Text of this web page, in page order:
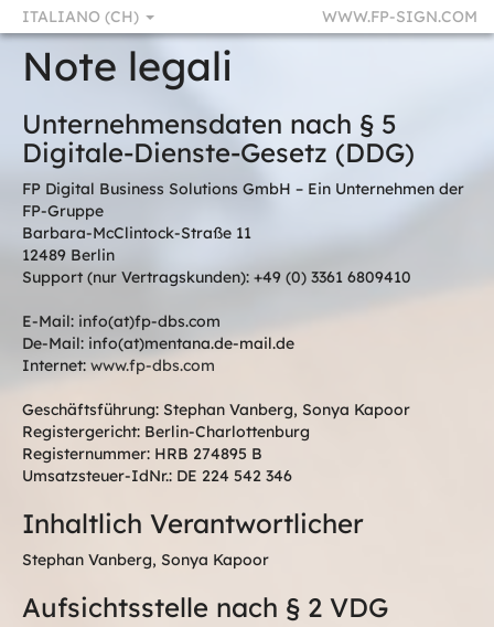
ITALIANO (CH) WWW.FP-SIGN.COM
Note legali
Unternehmensdaten nach § 5
Digitale-Dienste-Gesetz (DDG)
FP Digital Business Solutions GmbH – Ein Unternehmen der
FP-Gruppe
Barbara-McClintock-Straße 11
12489 Berlin
Support (nur Vertragskunden): +49 (0) 3361 6809410
E-Mail: info(at)fp-dbs.com
De-Mail: info(at)mentana.de-mail.de
Internet: www.fp-dbs.com
Geschäftsführung: Stephan Vanberg, Sonya Kapoor
Registergericht: Berlin-Charlottenburg
Registernummer: HRB 274895 B
Umsatzsteuer-IdNr.: DE 224 542 346
Inhaltlich Verantwortlicher
Stephan Vanberg, Sonya Kapoor
Aufsichtsstelle nach § 2 VDG